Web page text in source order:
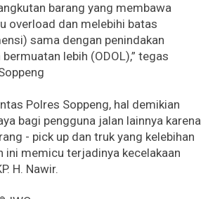
barang yang membawa
overload dan melebihi batas
sama dengan penindakan
lebih (ODOL),” tegas
Polres Soppeng, hal demikian
bagi pengguna jalan lainnya karena
- pick up dan truk yang kelebihan
ini memicu terjadinya kecelakaan
H. Nawir.